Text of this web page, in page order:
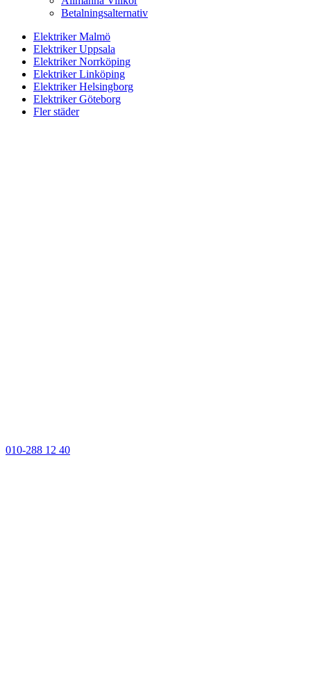
Betalningsalternativ
Elektriker Malmö
Elektriker Uppsala
Elektriker Norrköping
Elektriker Linköping
Elektriker Helsingborg
Elektriker Göteborg
Fler städer
010-288 12 40